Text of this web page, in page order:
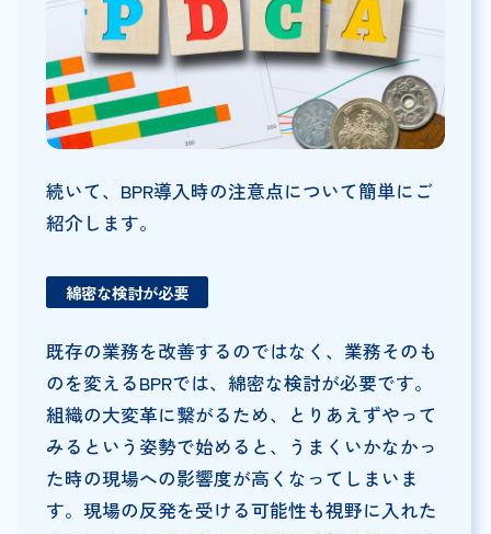
続いて、BPR導入時の注意点について簡単にご
紹介します。
綿密な検討が必要
既存の業務を改善するのではなく、業務そのも
のを変えるBPRでは、綿密な検討が必要です。
組織の大変革に繋がるため、とりあえずやって
みるという姿勢で始めると、うまくいかなかっ
た時の現場への影響度が高くなってしまいま
す。現場の反発を受ける可能性も視野に入れた